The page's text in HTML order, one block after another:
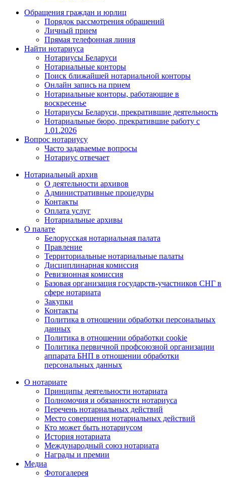
Обращения граждан и юрлиц
Порядок рассмотрения обращений
Личный прием
Прямая телефонная линия
Найти нотариуса
Нотариусы Беларуси
Нотариальные конторы
Поиск ближайшей нотариальной конторы
Онлайн запись на прием
Нотариальные конторы, работающие в
воскресенье
Нотариусы Беларуси, прекратившие деятельность
Нотариальные бюро, прекратившие работу с
1.01.2026
Вопрос нотариусу
Часто задаваемые вопросы
Нотариус отвечает
Нотариальный архив
О деятельности архивов
Административные процедуры
Контакты
Оплата услуг
Нотариальные архивы
О палате
Белорусская нотариальная палата
Правление
Территориальные нотариальные палаты
Дисциплинарная комиссия
Ревизионная комиссия
Базовая организация государств-участников СНГ в
сфере нотариата
Закупки
Контакты
Политика в отношении обработки персональных
данных
Политика в отношении обработки cookie
Политика первичной профсоюзной организации
аппарата БНП в отношении обработки
персональных данных
О нотариате
Принципы деятельности нотариата
Полномочия и обязанности нотариуса
Перечень нотариальных действий
Место совершения нотариальных действий
Кто может быть нотариусом
История нотариата
Международный союз нотариата
Награды и премии
Медиа
Фотогалерея